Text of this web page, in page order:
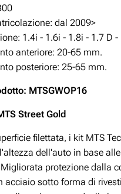
dal 2009>
1.4i - 1.6i - 1.8i - 1.7 D -
anteriore: 20-65 mm.
posteriore: 25-65 mm.
MTSGWOP16
Street Gold
filettata, i kit MTS
dell'auto in base
protezione dalla
acciaio sotto forma di